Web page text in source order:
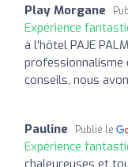
Play Morgane
Expérience
à l'hôtel PAJE
professionnalisme
conseils, nous
Pauline Publié le
Expérience
chaleureuses et